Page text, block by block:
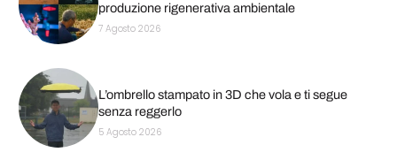
produzione rigenerativa ambientale
7 Agosto 2026
L’ombrello stampato in 3D che vola e ti segue
senza reggerlo
5 Agosto 2026